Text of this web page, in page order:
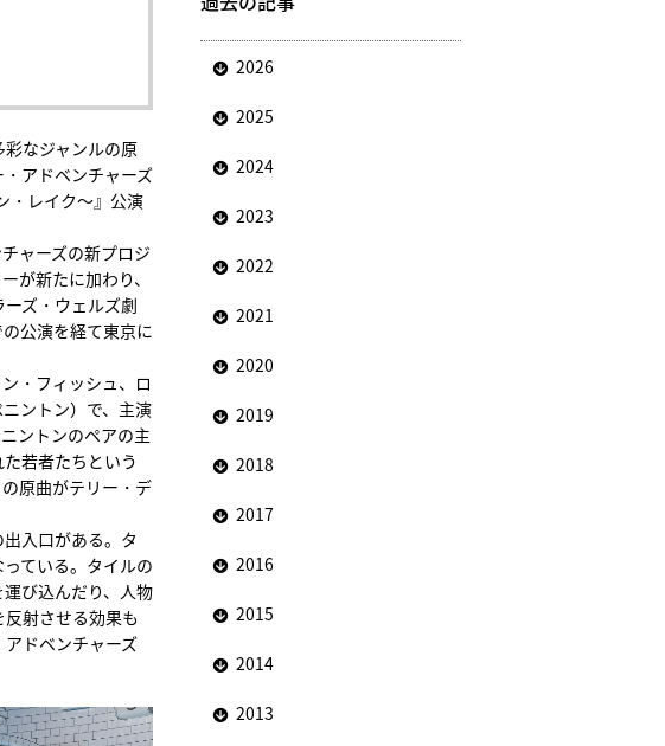
なジャンルの原
アドベンチャーズ
・レイク～』公演
ャーズの新プロジ
が新たに加わり、
ズ・ウェルズ劇
公演を経て東京に
・フィッシュ、ロ
ントン）で、主演
ントンのペアの主
若者たちという
原曲がテリー・デ
入口がある。タ
ている。タイルの
び込んだり、人物
射させる効果も
ドベンチャーズ
2026
2025
2024
2023
2022
2021
2020
2019
2018
2017
2016
2015
2014
2013